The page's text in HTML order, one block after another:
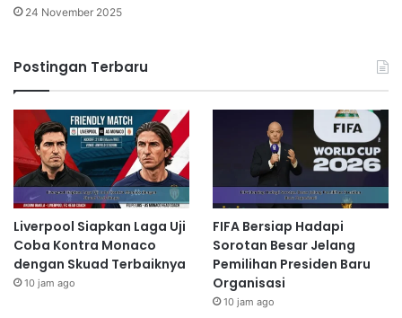
24 November 2025
Postingan Terbaru
Liverpool Siapkan Laga Uji
Coba Kontra Monaco
dengan Skuad Terbaiknya
10 jam ago
FIFA Bersiap Hadapi
Sorotan Besar Jelang
Pemilihan Presiden Baru
Organisasi
10 jam ago